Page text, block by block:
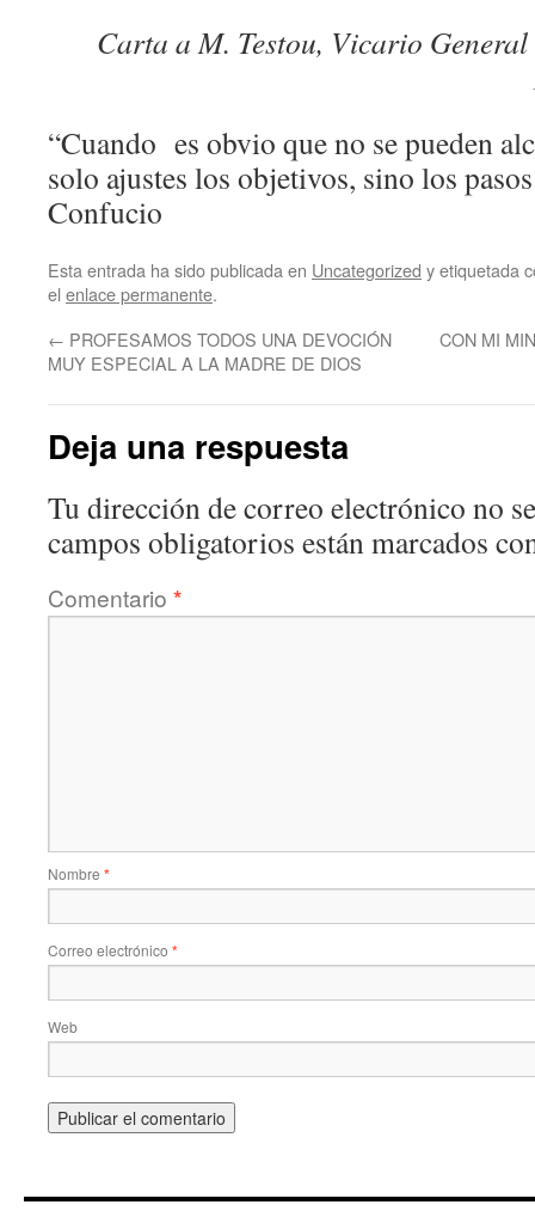
Carta a M. Testou, Vicario
“Cuando es obvio que no se pueden
solo ajustes los objetivos, sino los
Confucio
Esta entrada ha sido publicada en Uncategorized y etiquetada
el enlace permanente.
← PROFESAMOS TODOS UNA DEVOCIÓN
MUY ESPECIAL A LA MADRE DE DIOS
CON MI
Deja una respuesta
Tu dirección de correo electrónico no
campos obligatorios están marcados
Comentario *
Nombre *
Correo electrónico *
Web